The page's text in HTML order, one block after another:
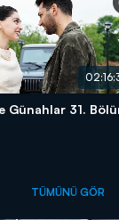
Günahlar 31.
TÜMÜNÜ GÖR